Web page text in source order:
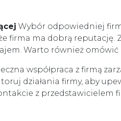
Wybór odpowiedniej
firma ma dobrą reputację.
Warto również omówić
współpraca z firmą
działania firmy, aby
z